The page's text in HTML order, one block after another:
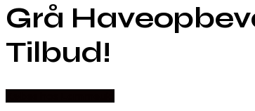
Grå
Tilbud!